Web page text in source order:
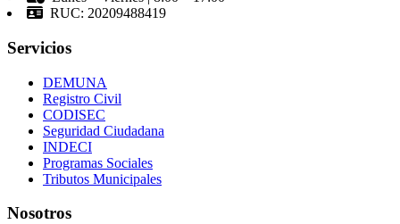
RUC: 20209488419
Servicios
DEMUNA
Registro Civil
CODISEC
Seguridad Ciudadana
INDECI
Programas Sociales
Tributos Municipales
Nosotros